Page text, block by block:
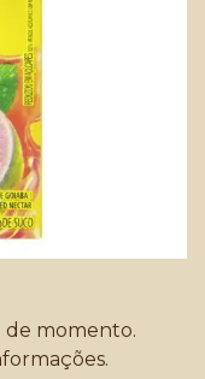
de momento.